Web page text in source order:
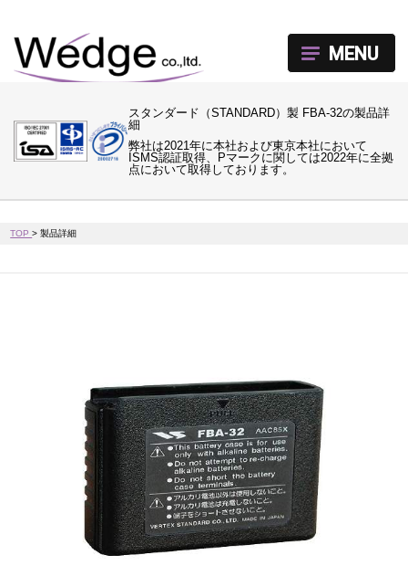
スタンダード（STANDARD）製 FBA-32の製品詳
細
弊社は2021年に本社および東京本社において
ISMS認証取得、Pマークに関しては2022年に全拠
点において取得しております。
MENU
TOP>製品詳細